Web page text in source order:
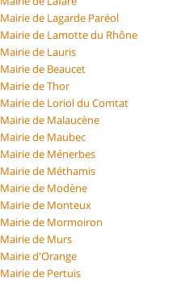
Mairie de Lagarde Paréol
Mairie de Lamotte du Rhône
Mairie de Lauris
Mairie de Beaucet
Mairie de Thor
Mairie de Loriol du Comtat
Mairie de Malaucène
Mairie de Maubec
Mairie de Ménerbes
Mairie de Méthamis
Mairie de Modène
Mairie de Monteux
Mairie de Mormoiron
Mairie de Murs
Mairie d'Orange
Mairie de Pertuis